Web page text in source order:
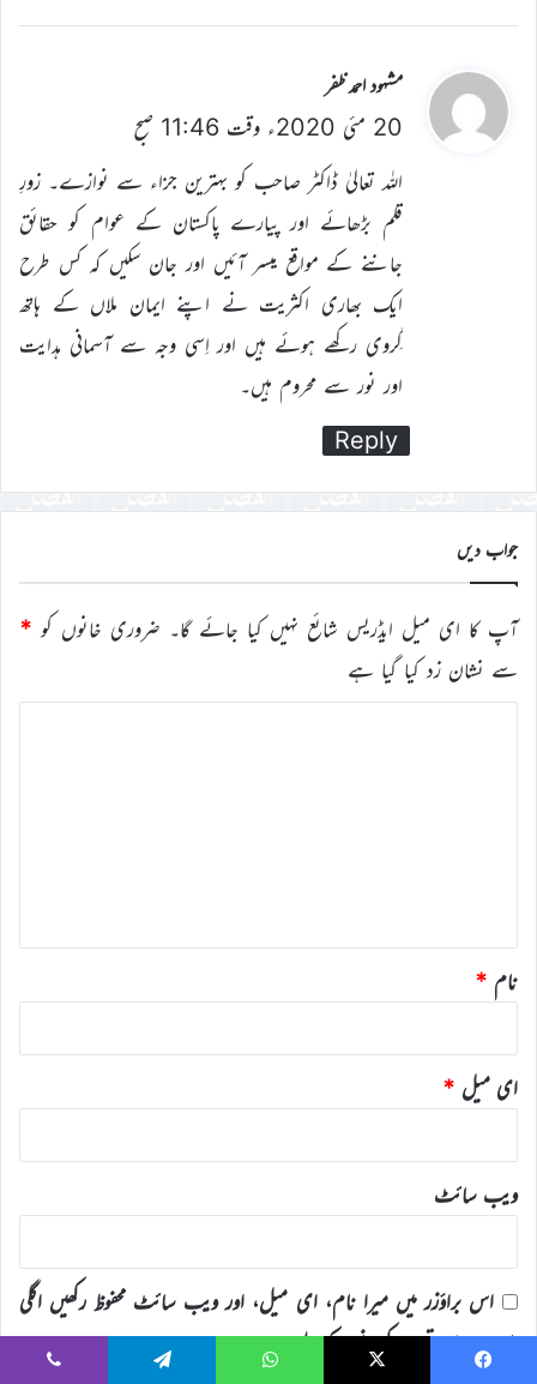
مشہود احمد ظفر
ے
ک
:
20 مئی 2020ء وقت 11:46 صبح
اللہ تعالیٰ ڈاکٹر صاحب کو بہترین جزاء سے نوازے۔ زورِ
قلم بڑھائے اور پیارے پاکستان کے عوام کو حقائق
جاننے کے مواقع میسر آئیں اور جان سکیں کہ کس طرح
ایک بھاری اکثریت نے اپنے ایمان ملاں کے ہاتھ
گِروی رکھے ہوئے ہیں اور اِسی وجہ سے آسمانی ہدایت
اور نور سے محروم ہیں۔
Reply
جواب دیں
آپ کا ای میل ایڈریس شائع نہیں کیا جائے گا۔ ضروری خانوں کو *
سے نشان زد کیا گیا ہے
نام *
ای میل *
ویب‌ سائٹ
اس براؤزر میں میرا نام، ای میل، اور ویب سائٹ محفوظ رکھیں اگلی
بار جب میں تبصرہ کرنے کےلیے۔